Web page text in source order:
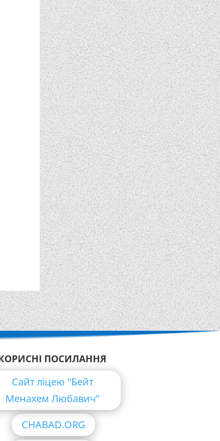
ПОСИЛАННЯ
Сайт ліцею "Бейт
Менахем Любавич"
CHABAD.ORG